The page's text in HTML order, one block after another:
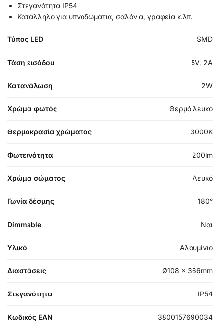
Στεγανότητα IP54
Κατάλληλο για υπνοδωμάτια, σαλόνια, γραφεία κ.λπ.
Τύπος LED SMD
Τάση εισόδου 5V, 2A
Κατανάλωση 2W
Χρώμα φωτός Θερμό λευκό
Θερμοκρασία χρώματος 3000K
Φωτεινότητα 200lm
Χρώμα σώματος Λευκό
Γωνία δέσμης 180°
Dimmable Ναι
Υλικό Αλουμίνιο
Διαστάσεις Ø108 x 366mm
Στεγανότητα IP54
Κωδικός EAN 3800157690034